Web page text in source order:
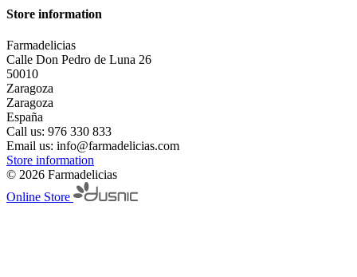
Store information
Farmadelicias
Calle Don Pedro de Luna 26
50010
Zaragoza
Zaragoza
España
Call us: 976 330 833
Email us: info@farmadelicias.com
Store information
© 2026 Farmadelicias
Online Store